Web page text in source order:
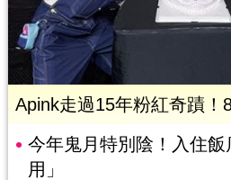
Apink走過15年粉紅奇蹟！
今年鬼月特別陰！入住飯
用」